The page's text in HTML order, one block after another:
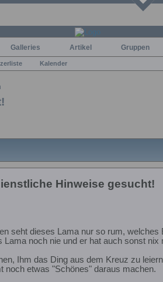
Galleries Artikel Gruppen
Kalender
Hinweise gesucht!
seht dieses Lama nur so rum,
Lama noch nie und er hat auch sonst nix
Ihm das Ding aus dem Kreuz zu
noch etwas "Schönes" daraus machen.